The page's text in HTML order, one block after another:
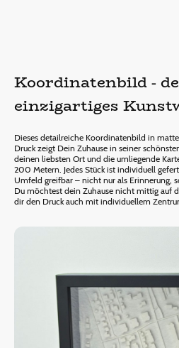
Koordinatenbild -
einzigartiges
Dieses detailreiche Koordinatenbild in
Druck zeigt Dein Zuhause in seiner
deinen liebsten Ort und die umliegende
200 Metern. Jedes Stück ist individuell
Umfeld greifbar – nicht nur als Erinnerung,
Du möchtest dein Zuhause nicht mittig auf
dir den Druck auch mit individuellem